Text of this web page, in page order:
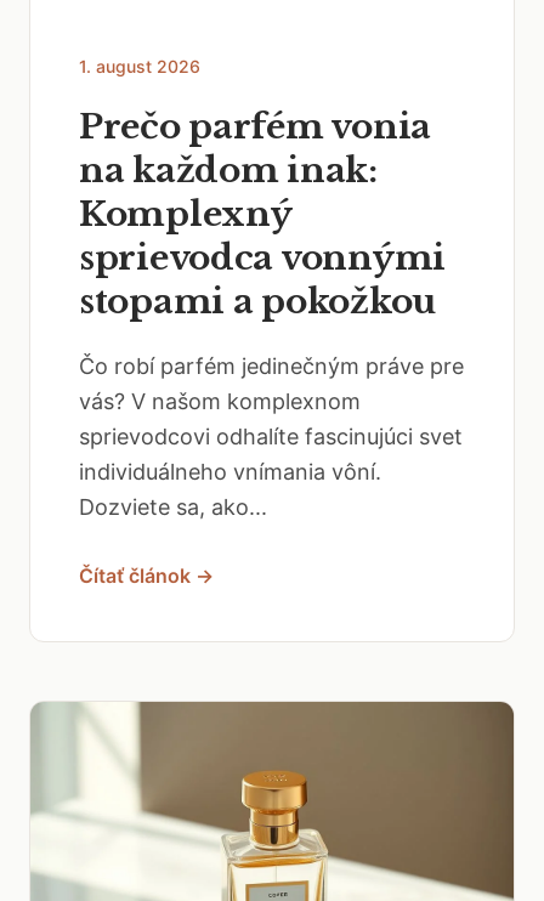
1. august 2026
Prečo parfém vonia
na každom inak:
Komplexný
sprievodca vonnými
stopami a pokožkou
Čo robí parfém jedinečným práve pre
vás? V našom komplexnom
sprievodcovi odhalíte fascinujúci svet
individuálneho vnímania vôní.
Dozviete sa, ako...
Čítať článok →